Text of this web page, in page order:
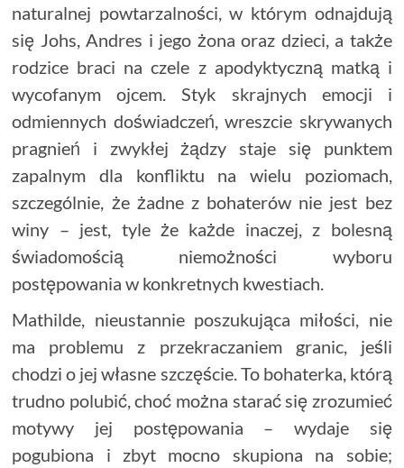
naturalnej powtarzalności, w którym odnajdują
się Johs, Andres i jego żona oraz dzieci, a także
rodzice braci na czele z apodyktyczną matką i
wycofanym ojcem. Styk skrajnych emocji i
odmiennych doświadczeń, wreszcie skrywanych
pragnień i zwykłej żądzy staje się punktem
zapalnym dla konfliktu na wielu poziomach,
szczególnie, że żadne z bohaterów nie jest bez
winy – jest, tyle że każde inaczej, z bolesną
świadomością niemożności wyboru
postępowania w konkretnych kwestiach.
Mathilde, nieustannie poszukująca miłości, nie
ma problemu z przekraczaniem granic, jeśli
chodzi o jej własne szczęście. To bohaterka, którą
trudno polubić, choć można starać się zrozumieć
motywy jej postępowania – wydaje się
pogubiona i zbyt mocno skupiona na sobie;